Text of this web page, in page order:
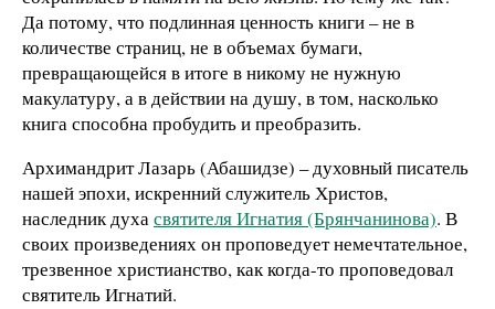
Да потому, что подлинная ценность книги – не в
количестве страниц, не в объемах бумаги,
превращающейся в итоге в никому не нужную
макулатуру, а в действии на душу, в том, насколько
книга способна пробудить и преобразить.
Архимандрит Лазарь (Абашидзе) – духовный писатель
нашей эпохи, искренний служитель Христов,
наследник духасвятителя Игнатия (Брянчанинова). В
своих произведениях он проповедует немечтательное,
трезвенное христианство, как когда-то проповедовал
святитель Игнатий.